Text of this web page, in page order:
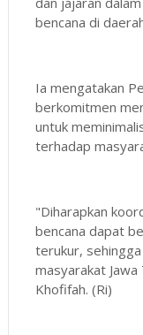
bencana di
Ia mengatakan
berkomitmen
untuk
terhadap
"Diharapkan
bencana dapat
terukur,
masyarakat
Khofifah. (Ri)